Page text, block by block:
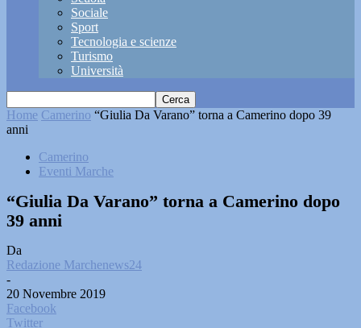
Sociale
Sport
Tecnologia e scienze
Turismo
Università
Home Camerino “Giulia Da Varano” torna a Camerino dopo 39
anni
Camerino
Eventi Marche
“Giulia Da Varano” torna a Camerino dopo
39 anni
Da
Redazione Marchenews24
-
20 Novembre 2019
Facebook
Twitter